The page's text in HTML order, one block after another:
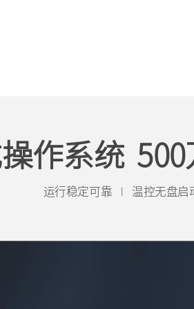
作系统
运行稳定可靠 温控无盘启